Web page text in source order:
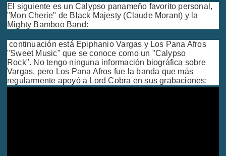
El siguiente es un Calypso panameño favorito personal,
"Mon Cherie" de Black Majesty (Claude Morant) y la
Mighty Bamboo Band:
continuación está Epiphanio Vargas y Los Pana Afros
"Sweet Music" que se conoce como un "Calypso
Rock". No tengo ninguna información biográfica sobre
Vargas, pero Los Pana Afros fue la banda que más
regularmente apoyó a Lord Cobra en sus grabaciones: